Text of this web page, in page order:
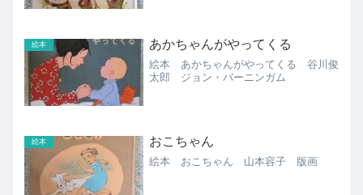
絵本 あかちゃんがやってくる
絵本 あかちゃんがやってくる 谷川俊
太郎 ジョン・バーニンガム
絵本 おこちゃん
絵本 おこちゃん 山本容子 版画